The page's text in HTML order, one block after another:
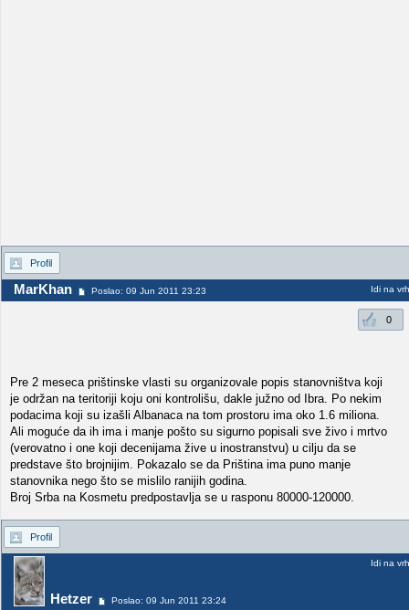
Profil
MarKhan Poslao: 09 Jun 2011 23:23 Idi na vrh
0
Pre 2 meseca prištinske vlasti su organizovale popis stanovništva koji
je održan na teritoriji koju oni kontrolišu, dakle južno od Ibra. Po nekim
podacima koji su izašli Albanaca na tom prostoru ima oko 1.6 miliona.
Ali moguće da ih ima i manje pošto su sigurno popisali sve živo i mrtvo
(verovatno i one koji decenijama žive u inostranstvu) u cilju da se
predstave što brojnijim. Pokazalo se da Priština ima puno manje
stanovnika nego što se mislilo ranijih godina.
Broj Srba na Kosmetu predpostavlja se u rasponu 80000-120000.
Profil
Hetzer Poslao: 09 Jun 2011 23:24
Idi na vrh